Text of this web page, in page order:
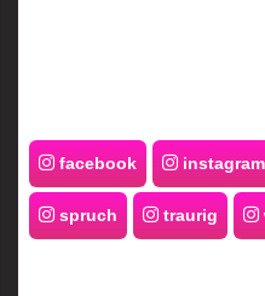
facebook instagram
spruch traurig